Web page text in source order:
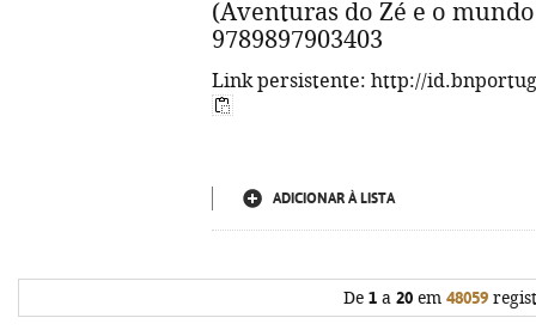
(Aventuras do Zé e o
9789897903403
Link persistente: http://
ADICIONAR À LISTA
De 1 a 20 em 48059